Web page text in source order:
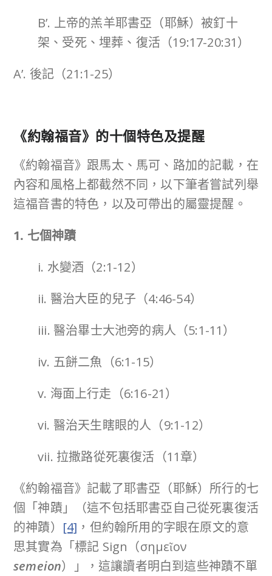
B’. 上帝的羔羊耶書亞（耶穌）被釘十
架、受死、埋葬、復活（19:17-20:31）
A’. 後記（21:1-25）
《約翰福音》的十個特色及提醒
《約翰福音》跟馬太、馬可、路加的記載，在
內容和風格上都截然不同，以下筆者嘗試列舉
這福音書的特色，以及可帶出的屬靈提醒。
1. 七個神蹟
i. 水變酒（2:1-12）
ii. 醫治大臣的兒子（4:46-54）
iii. 醫治畢士大池旁的病人（5:1-11）
iv. 五餅二魚（6:1-15）
v. 海面上行走（6:16-21）
vi. 醫治天生瞎眼的人（9:1-12）
vii. 拉撒路從死裏復活（11章）
《約翰福音》記載了耶書亞（耶穌）所行的七
個「神蹟」（這不包括耶書亞自己從死裏復活
的神蹟） [4] ，但約翰所用的字眼在原文的意
思其實為「標記 Sign（σημεῖον
semeion）」，這讓讀者明白到這些神蹟不單